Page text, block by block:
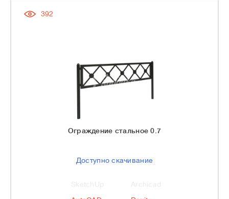
392
Ограждение стальное 0.7
Доступно скачивание